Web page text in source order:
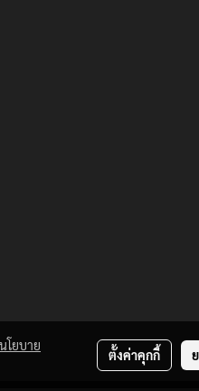
นโยบาย
ตั้งค่าคุกกี้